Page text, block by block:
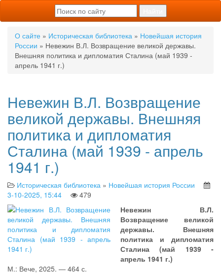
О сайте » Историческая библиотека » Новейшая история
России » Невежин В.Л. Возвращение великой державы.
Внешняя политика и дипломатия Сталина (май 1939 -
апрель 1941 г.)
Невежин В.Л. Возвращение
великой державы. Внешняя
политика и дипломатия
Сталина (май 1939 - апрель
1941 г.)
Историческая библиотека » Новейшая история России
3-10-2025, 15:44
479
Невежин В.Л.
Возвращение великой
державы. Внешняя
политика и дипломатия
Сталина (май 1939 -
апрель 1941 г.)
М.: Вече, 2025. — 464 с.